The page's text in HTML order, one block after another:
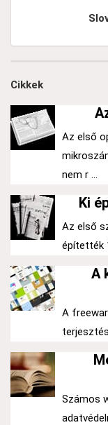
Cikkek
Az első
nem r ...
Ki
Az első
építették
A
A
Számos